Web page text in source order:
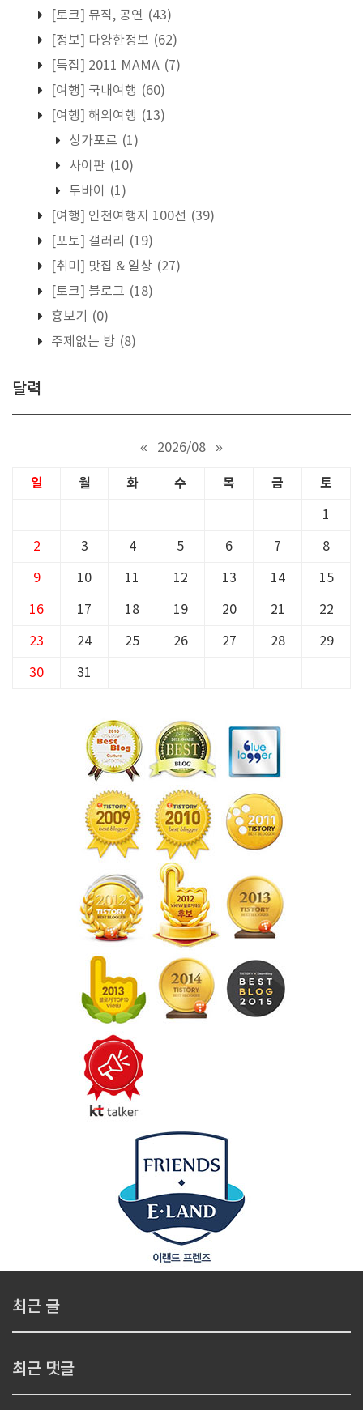
[토크] 뮤직, 공연 (43)
[정보] 다양한정보 (62)
[특집] 2011 MAMA (7)
[여행] 국내여행 (60)
[여행] 해외여행 (13)
싱가포르 (1)
사이판 (10)
두바이
(1)
[여행] 인천여행지 100선 (39)
[포토] 갤러리
(19)
[취미] 맛집 & 일상 (27)
[토크] 블로그 (18)
흉보기
(0)
주제없는 방 (8)
달력
« 2026/08 »
일 월 화 수 목 금 토
1
2 3 4 5 6 7 8
9 10 11 12 13 14 15
16 17 18 19 20 21 22
23 24 25 26 27 28 29
30 31
최근 글
최근 댓글